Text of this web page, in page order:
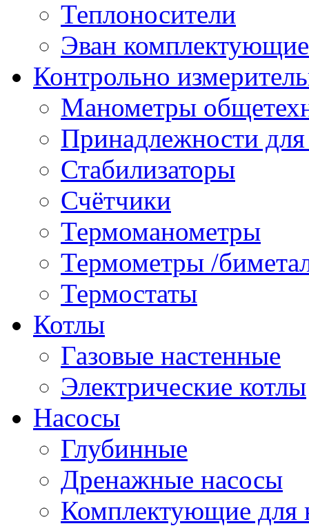
Теплоносители
Эван комплектующие
Контрольно
Манометры
Принадлежности
Стабилизаторы
Счётчики
Термоманометры
Термометры /
Термостаты
Котлы
Газовые настенные
Электрические котлы
Насосы
Глубинные
Дренажные насосы
Комплектующие для